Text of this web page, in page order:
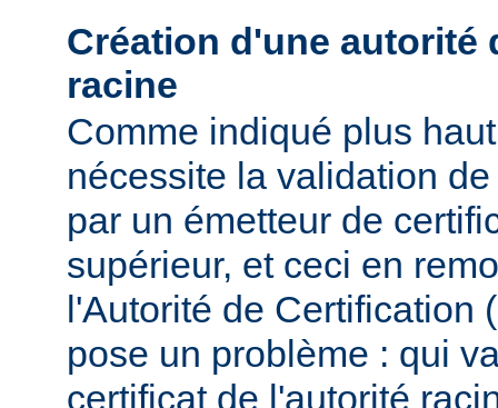
Création d'une autorité
racine
Comme indiqué plus
nécessite la validation
par un émetteur de
supérieur, et ceci en
l'Autorité de Certification
pose un problème : qui
certificat de l'autorité